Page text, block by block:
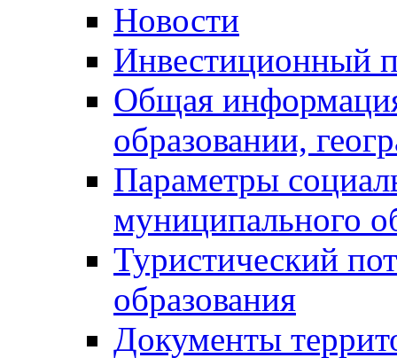
Новости
Инвестиционный
Общая
образовании,
Параметры
муниципального
Туристический
образования
Документы